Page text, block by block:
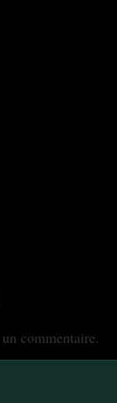
commentaire.